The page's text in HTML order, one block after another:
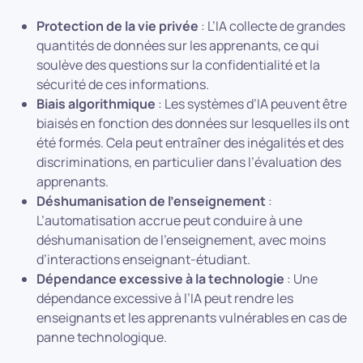
Protection de la vie privée : L’IA collecte de grandes
quantités de données sur les apprenants, ce qui
soulève des questions sur la confidentialité et la
sécurité de ces informations.
Biais algorithmique : Les systèmes d’IA peuvent être
biaisés en fonction des données sur lesquelles ils ont
été formés. Cela peut entraîner des inégalités et des
discriminations, en particulier dans l’évaluation des
apprenants.
Déshumanisation de l’enseignement:
L’automatisation accrue peut conduire à une
déshumanisation de l’enseignement, avec moins
d’interactions enseignant-étudiant.
Dépendance excessive à la technologie : Une
dépendance excessive à l’IA peut rendre les
enseignants et les apprenants vulnérables en cas de
panne technologique.